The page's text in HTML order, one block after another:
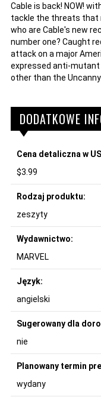
Cable is back! NOW!
tackle the threats that
who are Cable's new
number one? Caught
attack on a major
expressed anti-mutant
other than the
DODATKOWE
Cena detaliczna w
$3.99
Rodzaj produktu:
zeszyty
Wydawnictwo:
MARVEL
Język:
angielski
Sugerowany dla
nie
Planowany termin
wydany